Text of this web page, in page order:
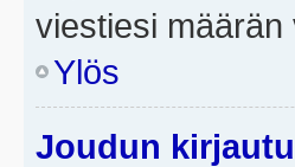
viestiesi
Ylös
Joudun